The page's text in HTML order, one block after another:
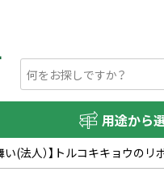
用途から
い(法人）】トルコキキョウの